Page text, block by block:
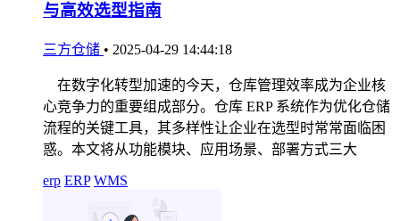
与高效选型指南
三方仓储 • 2025-04-29 14:44:18
在数字化转型加速的今天，仓库管理效率成为企业核
心竞争力的重要组成部分。仓库 ERP 系统作为优化仓储
流程的关键工具，其多样性让企业在选型时常常面临困
惑。本文将从功能模块、应用场景、部署方式三大
erp ERP WMS